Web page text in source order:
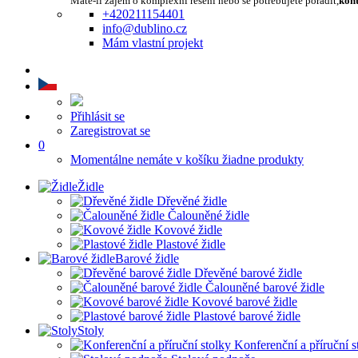
+420211154401
info@dublino.cz
Mám vlastní projekt
Přihlásit se
Zaregistrovat se
0
Momentálne nemáte v košíku žiadne produkty
Židle
Dřevěné židle
Čalouněné židle
Kovové židle
Plastové židle
Barové židle
Dřevěné barové židle
Čalouněné barové židle
Kovové barové židle
Plastové barové židle
Stoly
Konferenční a příruční